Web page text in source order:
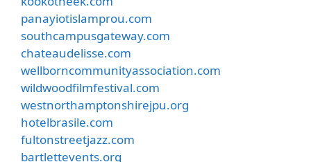
panayiotislamprou.com
southcampusgateway.com
chateaudelisse.com
wellborncommunityassociation.com
wildwoodfilmfestival.com
westnorthamptonshirejpu.org
hotelbrasile.com
fultonstreetjazz.com
bartlettevents.org